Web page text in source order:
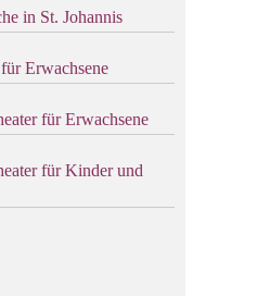
in St. Johannis
Erwachsene
für Erwachsene
für Kinder und